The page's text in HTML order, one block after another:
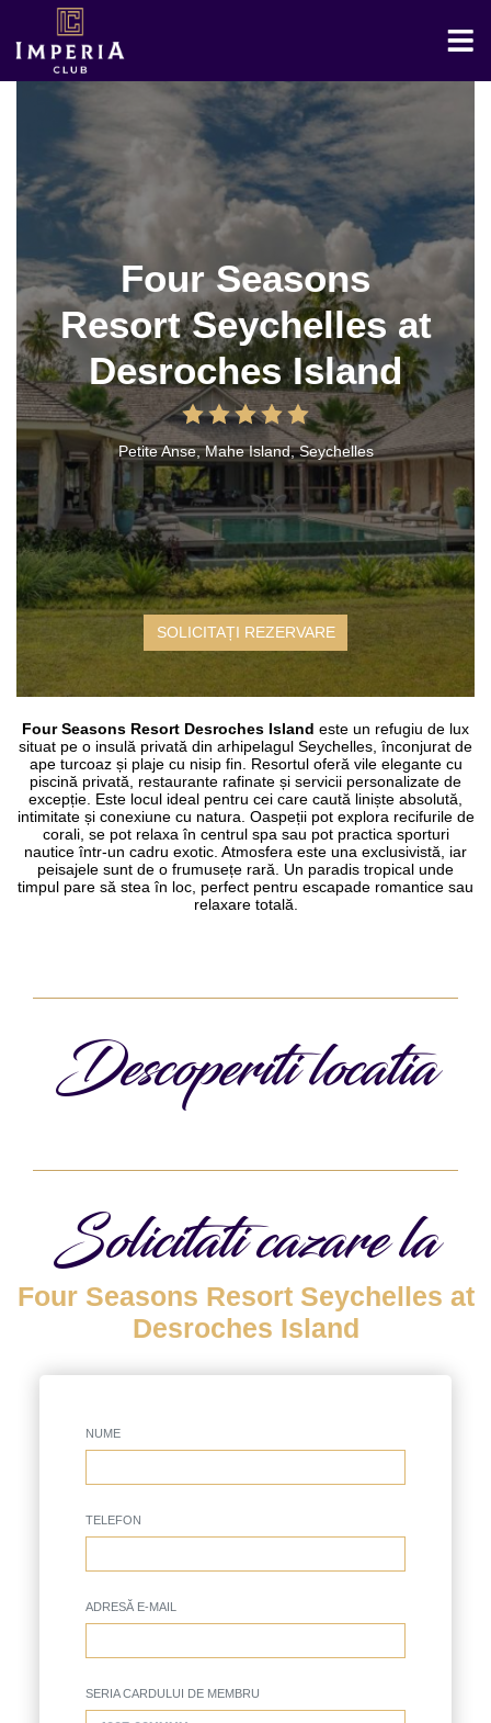
Four Seasons
Resort Seychelles at
Desroches Island
Petite Anse, Mahe Island, Seychelles
SOLICITAȚI REZERVARE
Four Seasons Resort Desroches Island este un refugiu de lux
situat pe o insulă privată din arhipelagul Seychelles, înconjurat de
ape turcoaz și plaje cu nisip fin. Resortul oferă vile elegante cu
piscină privată, restaurante rafinate și servicii personalizate de
excepție. Este locul ideal pentru cei care caută liniște absolută,
intimitate și conexiune cu natura. Oaspeții pot explora recifurile de
corali, se pot relaxa în centrul spa sau pot practica sporturi
nautice într-un cadru exotic. Atmosfera este una exclusivistă, iar
peisajele sunt de o frumusețe rară. Un paradis tropical unde
timpul pare să stea în loc, perfect pentru escapade romantice sau
relaxare totală.
Descoperiti locatia
Solicitati cazare la
Four Seasons Resort Seychelles at
Desroches Island
NUME
TELEFON
ADRESĂ E-MAIL
SERIA CARDULUI DE MEMBRU